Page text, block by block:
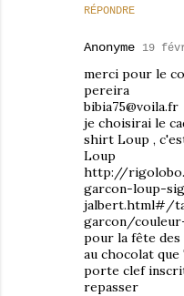
RÉPONDRE
Anonyme 19
merci pour le
pereira
bibia75@voila.fr
je choisirai le
shirt Loup ,
Loup
http://
garcon-loup-
jalbert.html#/
garcon/
pour la fête des
au chocolat
porte clef
repasser